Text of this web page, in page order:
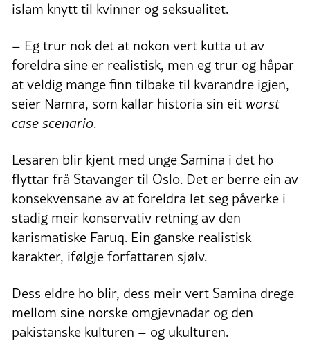
islam knytt til kvinner og seksualitet.
– Eg trur nok det at nokon vert kutta ut av
foreldra sine er realistisk, men eg trur og håpar
at veldig mange finn tilbake til kvarandre igjen,
seier Namra, som kallar historia sin eit worst
case scenario.
Lesaren blir kjent med unge Samina i det ho
flyttar frå Stavanger til Oslo. Det er berre ein av
konsekvensane av at foreldra let seg påverke i
stadig meir konservativ retning av den
karismatiske Faruq. Ein ganske realistisk
karakter, ifølgje forfattaren sjølv.
Dess eldre ho blir, dess meir vert Samina drege
mellom sine norske omgjevnadar og den
pakistanske kulturen – og ukulturen.